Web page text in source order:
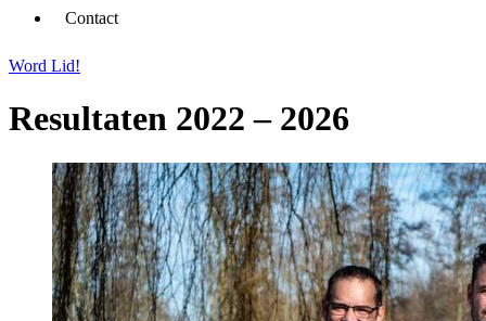
Contact
Word Lid!
Resultaten 2022 – 2026